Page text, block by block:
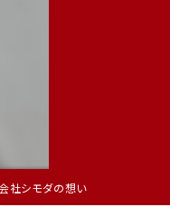
社シモダの想い